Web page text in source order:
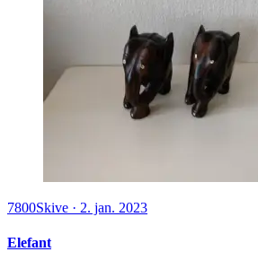
7800Skive · 2. jan. 2023
Elefant